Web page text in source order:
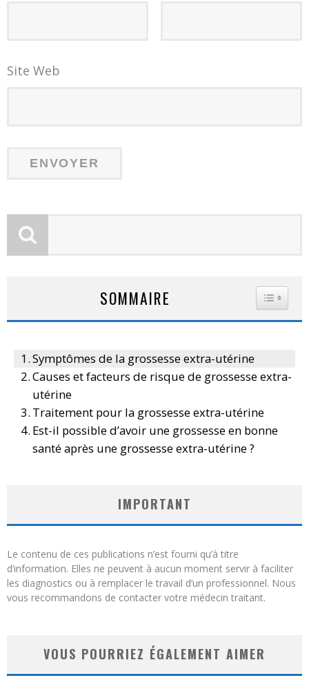
Site Web
SOMMAIRE
Symptômes de la grossesse extra-utérine
Causes et facteurs de risque de grossesse extra-
utérine
Traitement pour la grossesse extra-utérine
Est-il possible d’avoir une grossesse en bonne
santé après une grossesse extra-utérine ?
IMPORTANT
Le contenu de ces publications n’est fourni qu’à titre
d’information. Elles ne peuvent à aucun moment servir à faciliter
les diagnostics ou à remplacer le travail d’un professionnel. Nous
vous recommandons de contacter votre médecin traitant.
VOUS POURRIEZ ÉGALEMENT AIMER